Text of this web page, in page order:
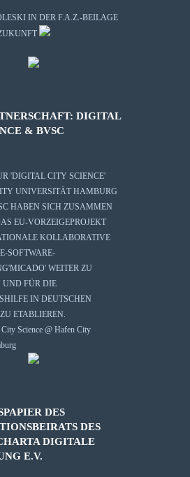
IN DER F.A.Z.-BEILAGE
DIGITAL
& BVSC
'DIGITAL CITY SCIENCE'
UNIVERSITÄT HAMBURG
HABEN SICH ZUSAMMEN
EU-VORZEIGEPROJEKT
KOLLABORATIVE
SOFTWARE-
'MICADO' WEITER ZU
UND FÜR DIE
IN DEUTSCHEN
ETABLIEREN.
DES
DES
DIGITALE
E.V.